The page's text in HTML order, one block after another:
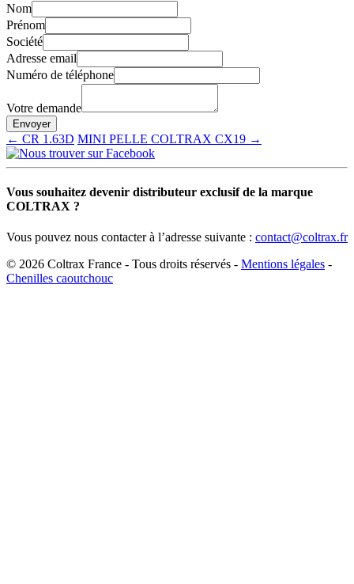
Nom
Prénom
Société
Adresse email
Numéro de téléphone
Votre demande
← CR 1.63D MINI PELLE COLTRAX CX19 →
Vous souhaitez devenir distributeur exclusif de la marque
COLTRAX ?
Vous pouvez nous contacter à l’adresse suivante : contact@coltrax.fr
© 2026 Coltrax France - Tous droits réservés - Mentions légales -
Chenilles caoutchouc